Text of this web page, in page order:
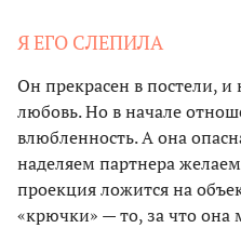
Я ЕГО СЛЕПИЛА
Он прекрасен в постели, и
любовь. Но в начале
влюбленность. А она
наделяем партнера
проекция ложится на
«крючки» — то, за что она